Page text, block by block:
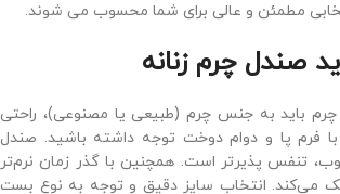
مطمئن و عالی برای شما محسوب می شوند.
صندل چرم زنانه
چرم باید به جنس چرم (طبیعی یا مصنوعی)، راحتی
فرم پا و دوام دوخت توجه داشته باشید. صندل
تنفس ‌پذیرتر است. همچنین با گذر زمان نرم‌تر
می‌کند. انتخاب سایز دقیق و توجه به نوع بست